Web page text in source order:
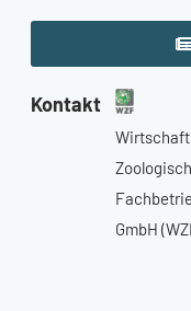
Kontakt
GmbH